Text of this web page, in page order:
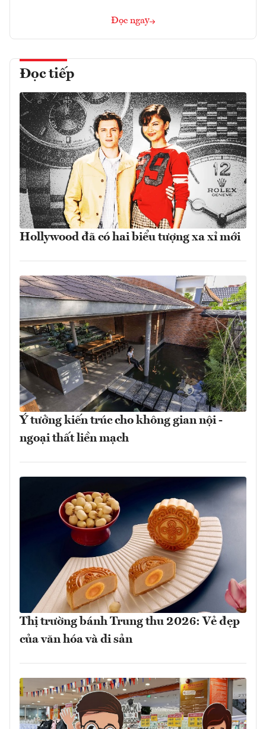
Đọc ngay
Đọc tiếp
Hollywood đã có hai biểu tượng xa xỉ mới
Ý tưởng kiến trúc cho không gian nội -
ngoại thất liền mạch
Thị trường bánh Trung thu 2026: Vẻ đẹp
của văn hóa và di sản